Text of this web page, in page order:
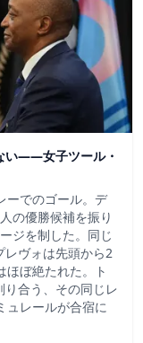
い――女子ツール・
ーでのゴール。デ
の優勝候補を振り
ジを制した。同じ
レヴォは先頭から2
ほぼ絶たれた。ト
合う、その同じレ
ュレールが合宿に